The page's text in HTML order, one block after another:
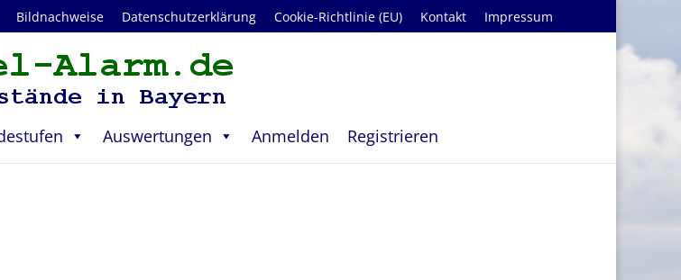
Bildnachweise Datenschutzerklärung Cookie-Richtlinie (EU) Kontakt Impressum
Auswertungen Anmelden Registrieren